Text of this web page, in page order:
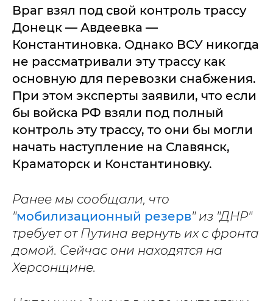
Враг взял под свой контроль трассу
Донецк — Авдеевка —
Константиновка. Однако ВСУ никогда
не рассматривали эту трассу как
основную для перевозки снабжения.
При этом эксперты заявили, что если
бы войска РФ взяли под полный
контроль эту трассу, то они бы могли
начать наступление на Славянск,
Краматорск и Константиновку.
Ранее мы сообщали, что
"мобилизационный резерв" из "ДНР"
требует от Путина вернуть их с фронта
домой. Сейчас они находятся на
Херсонщине.